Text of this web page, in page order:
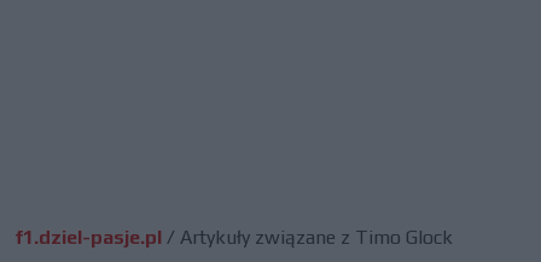
f1.dziel-pasje.pl / Artykuły związane z Timo Glock